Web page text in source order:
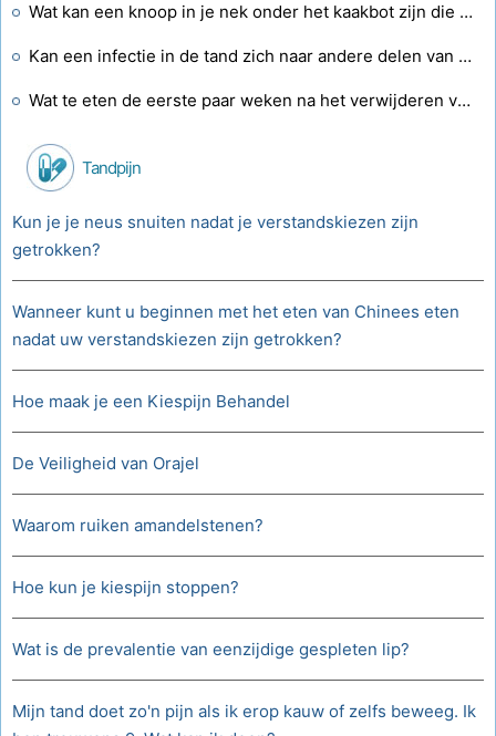
Wat kan een knoop in je nek onder het kaakbot zijn die groter wordt tijdens het eten, maar CT toont normale speekselklieren?
Kan een infectie in de tand zich naar andere delen van de mond verplaatsen?
Wat te eten de eerste paar weken na het verwijderen van verstandskiezen?
Tandpijn
Kun je je neus snuiten nadat je verstandskiezen zijn
getrokken?
Wanneer kunt u beginnen met het eten van Chinees eten
nadat uw verstandskiezen zijn getrokken?
Hoe maak je een Kiespijn Behandel
De Veiligheid van Orajel
Waarom ruiken amandelstenen?
Hoe kun je kiespijn stoppen?
Wat is de prevalentie van eenzijdige gespleten lip?
Mijn tand doet zo'n pijn als ik erop kauw of zelfs beweeg. Ik